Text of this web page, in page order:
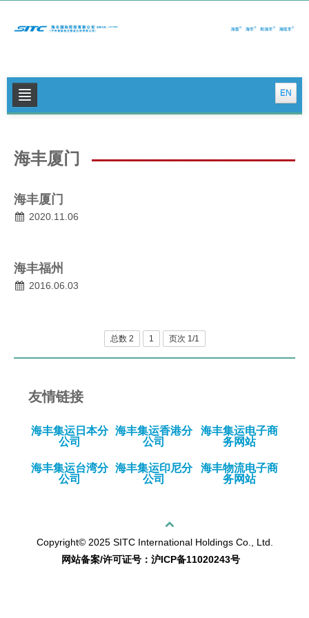
EN
公司新闻
物流特色服务
可持续发展
海丰厦门
海丰厦门
2020.11.06
海丰福州
2016.06.03
总数 2 1 页次 1/1
友情链接
海丰集运日本分
公司
海丰集运香港分
公司
海丰集运电子商
务网站
海丰集运台湾分
公司
海丰集运印尼分
公司
海丰物流电子商
务网站
Copyright© 2025 SITC International Holdings Co., Ltd.
网站备案/许可证号：沪ICP备11020243号